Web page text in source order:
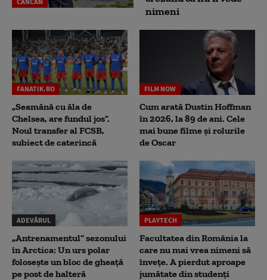
nimeni
FANATIK.RO
„Seamănă cu ăla de
Chelsea, are fundul jos”.
Noul transfer al FCSB,
subiect de caterincă
FILM NOW
Cum arată Dustin Hoffman
în 2026, la 89 de ani. Cele
mai bune filme și rolurile
de Oscar
ADEVĂRUL
„Antrenamentul” sezonului
în Arctica: Un urs polar
folosește un bloc de gheață
pe post de halteră
PLAYTECH
Facultatea din România la
care nu mai vrea nimeni să
înveţe. A pierdut aproape
jumătate din studenţi